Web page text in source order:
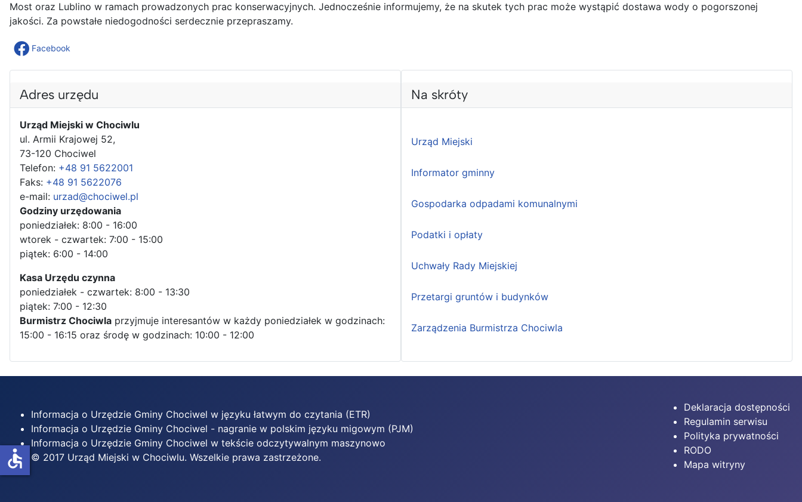
Most oraz Lublino w ramach prowadzonych prac konserwacyjnych. Jednocześnie informujemy, że na skutek tych prac może wystąpić dostawa wody o pogorszonej
jakości. Za powstałe niedogodności serdecznie przepraszamy.
Facebook
Adres urzędu
Urząd Miejski w Chociwlu
ul. Armii Krajowej 52,
73-120 Chociwel
Telefon: +48 91 5622001
Faks: +48 91 5622076
e-mail: urzad@chociwel.pl
Godziny urzędowania
poniedziałek: 8:00 - 16:00
wtorek - czwartek: 7:00 - 15:00
piątek: 6:00 - 14:00
Kasa Urzędu czynna
poniedziałek - czwartek: 8:00 - 13:30
piątek: 7:00 - 12:30
Burmistrz Chociwla przyjmuje interesantów w każdy poniedziałek w godzinach:
15:00 - 16:15 oraz środę w godzinach: 10:00 - 12:00
Na skróty
Urząd Miejski
Informator gminny
Gospodarka odpadami komunalnymi
Podatki i opłaty
Uchwały Rady Miejskiej
Przetargi gruntów i budynków
Zarządzenia Burmistrza Chociwla
Informacja o Urzędzie Gminy Chociwel w języku łatwym do czytania (ETR)
Informacja o Urzędzie Gminy Chociwel - nagranie w polskim języku migowym (PJM)
Informacja o Urzędzie Gminy Chociwel w tekście odczytywalnym maszynowo
© 2017 Urząd Miejski w Chociwlu. Wszelkie prawa zastrzeżone.
Deklaracja dostępności
Regulamin serwisu
Polityka prywatności
RODO
Mapa witryny
accessible